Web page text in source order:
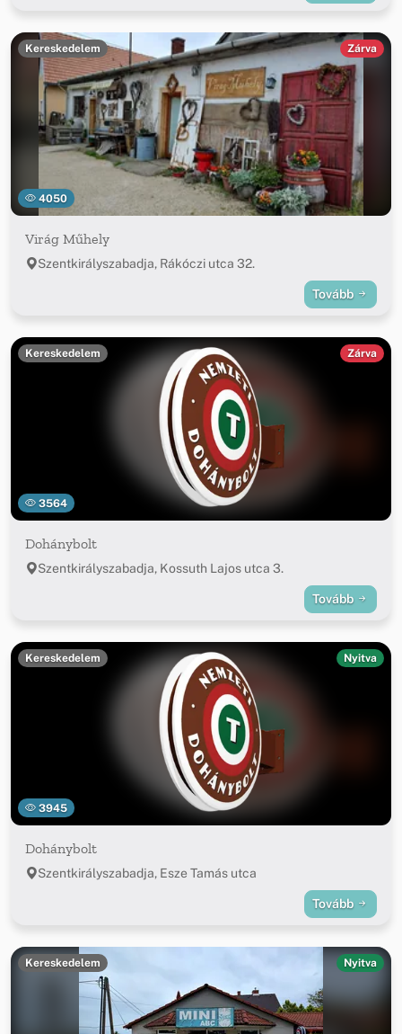
4050
Kereskedelem Zárva
Virág Műhely
Szentkirályszabadja, Rákóczi utca 32.
Tovább
3564
Kereskedelem Zárva
Dohánybolt
Szentkirályszabadja, Kossuth Lajos utca 3.
Tovább
3945
Kereskedelem Nyitva
Dohánybolt
Szentkirályszabadja, Esze Tamás utca
Tovább
Kereskedelem Nyitva